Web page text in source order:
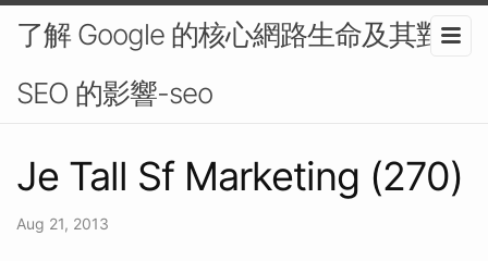
了解 Google 的核心網路生命及其對
SEO 的影響-seo
Je Tall Sf Marketing (270)
Aug 21, 2013